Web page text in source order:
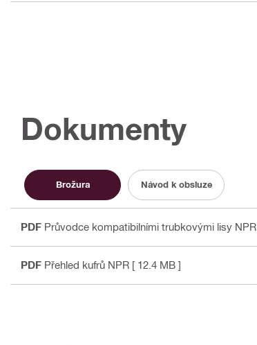
Dokumenty
Brožura Návod k obsluze
PDF Průvodce kompatibilními trubkovými lisy NPR
PDF Přehled kufrů NPR [ 12.4 MB ]